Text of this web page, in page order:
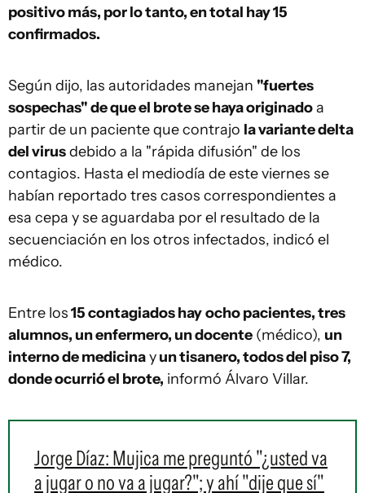
positivo más, por lo tanto, en total hay 15
confirmados.
Según dijo, las autoridades manejan "fuertes
sospechas" de que el brote se haya originadoa
partir de un paciente que contrajo la variante delta
del virusdebido a la "rápida difusión" de los
contagios. Hasta el mediodía de este viernes se
habían reportado tres casos correspondientes a
esa cepa y se aguardaba por el resultado de la
secuenciación en los otros infectados, indicó el
médico.
Entre los15 contagiados hayocho pacientes, tres
alumnos, un enfermero, un docente (médico), un
interno de medicinayun tisanero, todos del piso 7,
donde ocurrió el brote, informó Álvaro Villar.
Jorge Díaz: Mujica me preguntó "¿usted va
a jugar o no va a jugar?"; y ahí "dije que sí"